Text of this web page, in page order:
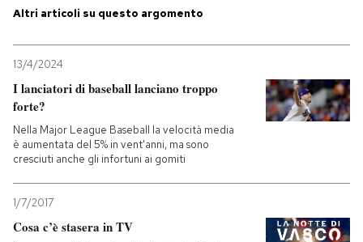
Economia
PODCAST
NEWSLETTER
I MIEI PREFERITI
Altri articoli su questo argomento
13/4/2024
I lanciatori di baseball lanciano troppo
forte?
Nella Major League Baseball la velocità media
è aumentata del 5% in vent'anni, ma sono
cresciuti anche gli infortuni ai gomiti
1/7/2017
Cosa c’è stasera in TV